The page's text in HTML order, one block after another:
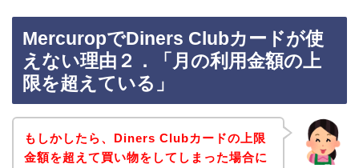
MercuropでDiners Clubカードが使
えない理由２．「月の利用金額の上
限を超えている」
もしかしたら、Diners Clubカードの上限
金額を超えて買い物をしてしまった場合に